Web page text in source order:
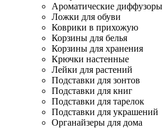
Ароматические диффузоры
Ложки для обуви
Коврики в прихожую
Корзины для белья
Корзины для хранения
Крючки настенные
Лейки для растений
Подставки для зонтов
Подставки для книг
Подставки для тарелок
Подставки для украшений
Органайзеры для дома